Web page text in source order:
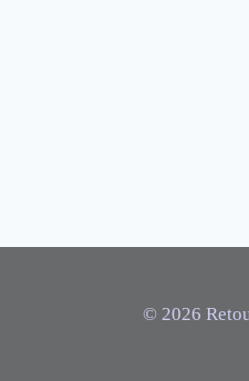
© 2026